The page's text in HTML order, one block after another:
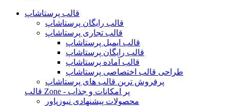
قالب پرستاشاپ
قالب رایگان پرستاشاپ
قالب تجاری پرستاشاپ
قالب ایمیل پرستاشاپ
قالب رایگان پرستاشاپ
قالب آماده پرستاشاپ
طراحی قالب اختصاصی پرستاشاپ
پرفروش ترین قالب های پرستاشاپ
قالب Zone - پر امکانات و جذاب
محصولات پیشنهادی نیوزپاور